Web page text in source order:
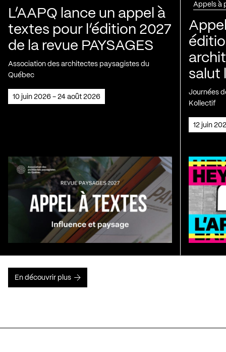
L’AAPQ lance un appel à
textes pour l’édition 2027
de la revue PAYSAGES
Association des architectes paysagistes du
Québec
10 juin 2026 - 24 août 2026
Appels à
salut
Journées
Kollectif
12 juin
En découvrir plus